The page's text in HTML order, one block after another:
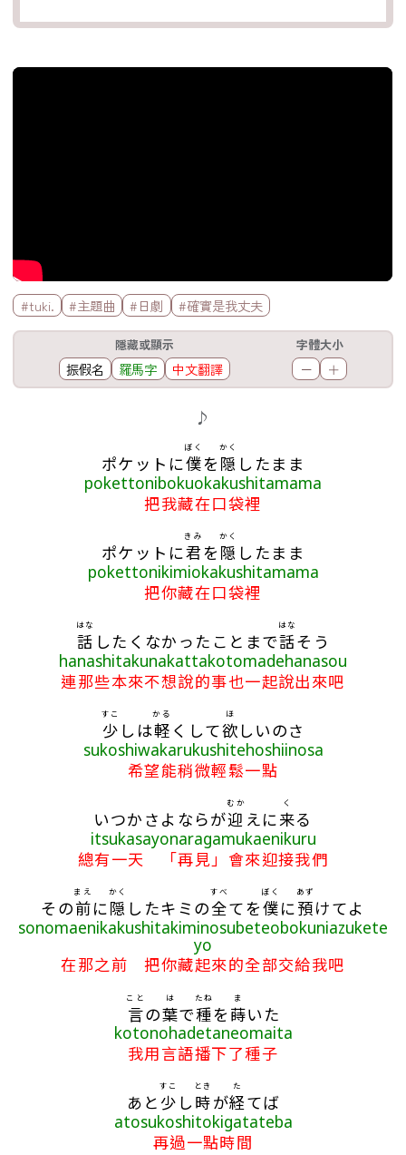
官方Youtube影片
標籤欄
#tuki. #主題曲 #日劇 #確實是我丈夫
隱藏或顯示
振假名 羅馬字 中文翻譯
字體大小
－ ＋
♪
ポケットに僕
ぼく
を 隠
かく
したまま
pokettonibokuokakushitamama
把我藏在口袋裡
ポケットに君
きみ
を 隠
かく
したまま
pokettonikimiokakushitamama
把你藏在口袋裡
話
はな
したくなかったことまで話
はな
そう
hanashitakunakattakotomadehanasou
連那些本來不想說的事也一起說出來吧
少
すこ
しは軽
かる
くして欲
ほ
しいのさ
sukoshiwakarukushitehoshiinosa
希望能稍微輕鬆一點
いつかさよならが迎
むか
えに来
く
る
itsukasayonaragamukaenikuru
總有一天 「再見」會來迎接我們
その前
まえ
に隠
かく
したキミの全
すべ
てを僕
ぼく
に預
あず
けてよ
sonomaenikakushitakiminosubeteobokuniazukete
yo
在那之前 把你藏起來的全部交給我吧
言
こと
の葉
は
で種
たね
を 蒔
ま
いた
kotonohadetaneomaita
我用言語播下了種子
あと 少
すこ
し時
とき
が経
た
てば
atosukoshitokigatateba
再過一點時間